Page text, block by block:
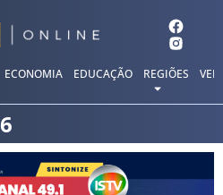
ECONOMIA EDUCAÇÃO REGIÕES